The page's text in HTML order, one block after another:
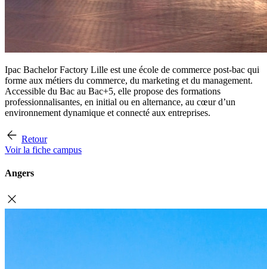
Ipac Bachelor Factory Lille est une école de commerce post-bac qui
forme aux métiers du commerce, du marketing et du management.
Accessible du Bac au Bac+5, elle propose des formations
professionnalisantes, en initial ou en alternance, au cœur d’un
environnement dynamique et connecté aux entreprises.
Retour
Voir la fiche campus
Angers